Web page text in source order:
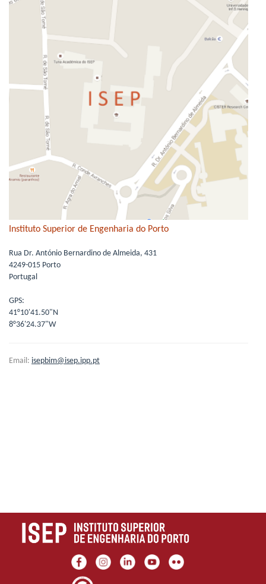
Instituto Superior de Engenharia do Porto
Rua Dr. António Bernardino de Almeida, 431
4249-015 Porto
Portugal
GPS:
41°10'41.50"N
8°36'24.37"W
Email: isepbim@isep.ipp.pt